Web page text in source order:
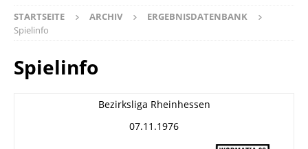
STARTSEITE ARCHIV
ERGEBNISDATENBANK
Spielinfo
Spielinfo
Bezirksliga Rheinhessen
07.11.1976